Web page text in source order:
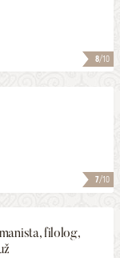
8/10
7/10
filolog,